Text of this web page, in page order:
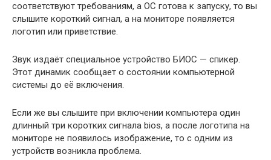
соответствуют требованиям, а ОС готова к запуску, то вы
слышите короткий сигнал, а на мониторе появляется
логотип или приветствие.
Звук издаёт специальное устройство БИОС — спикер.
Этот динамик сообщает о состоянии компьютерной
системы до её включения.
Если же вы слышите при включении компьютера один
длинный три коротких сигнала bios, а после логотипа на
мониторе не появилось изображение, то с одним из
устройств возникла проблема.